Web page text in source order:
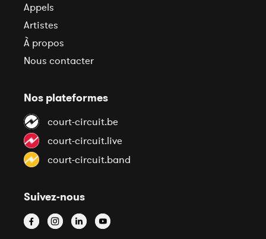
Appels
Artistes
À propos
Nous contacter
Nos plateformes
court-circuit.be
court-circuit.live
court-circuit.band
Suivez-nous